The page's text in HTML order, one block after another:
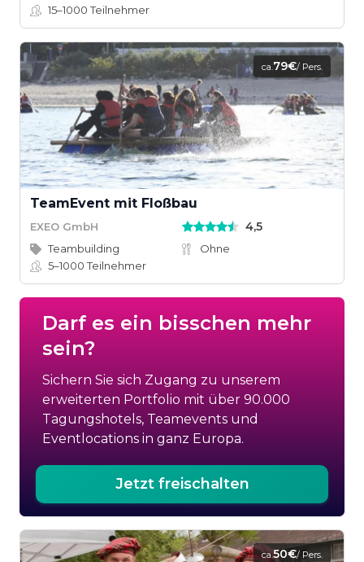
15–1000Teilnehmer
ca.79€/ Pers.
TeamEvent mit Floßbau
EXEO GmbH 4,5
Teambuilding
Ohne
5–1000Teilnehmer
Darf es ein bisschen mehr
sein?
Sichern Sie sich Zugang zu unserem
erweiterten Portfolio mit über 90.000
Tagungshotels, Teamevents und
Eventlocations in ganz Europa.
Jetzt freischalten
ca.50€/ Pers.